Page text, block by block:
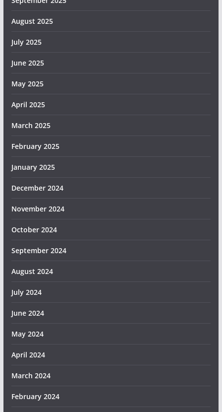
August 2025
July 2025
June 2025
May 2025
April 2025
March 2025
February 2025
January 2025
December 2024
November 2024
October 2024
September 2024
August 2024
July 2024
June 2024
May 2024
April 2024
March 2024
February 2024